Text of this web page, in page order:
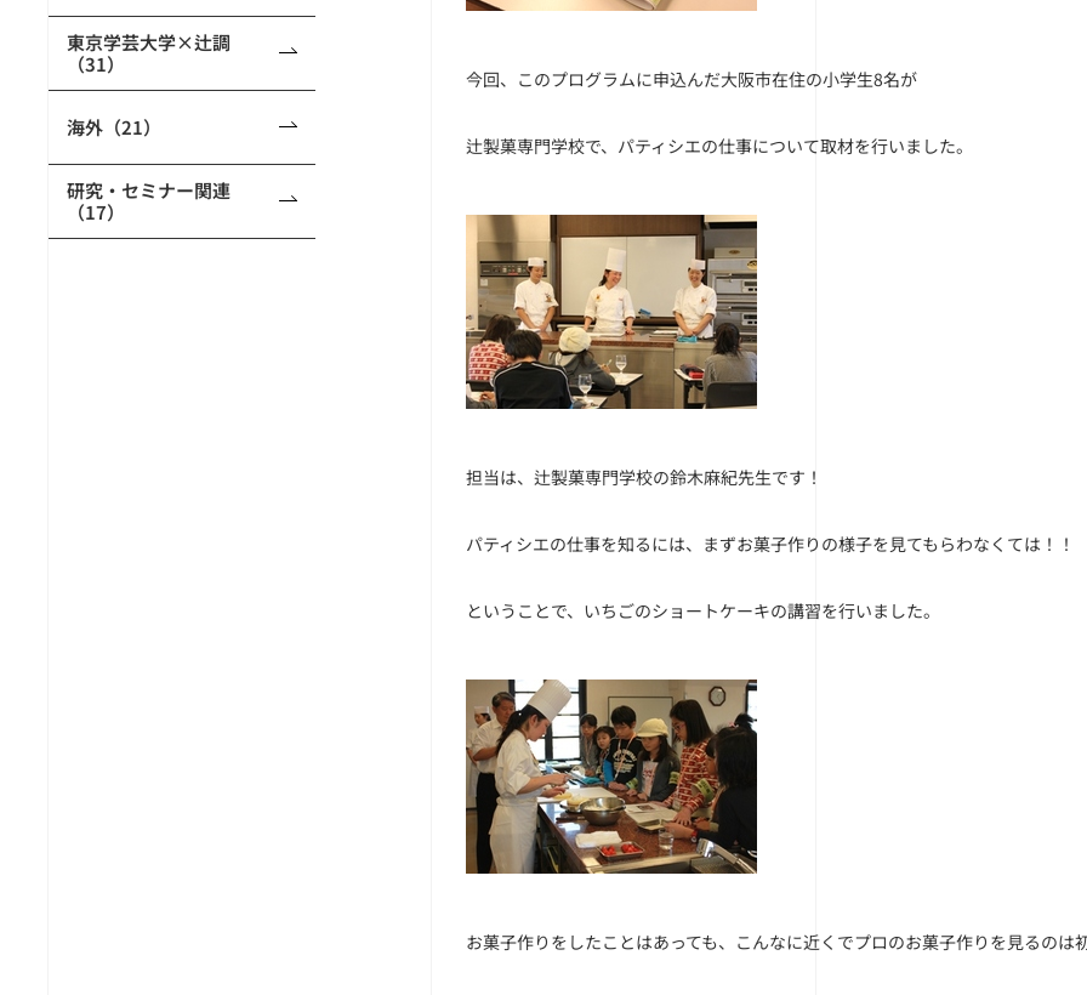
東京学芸大学×辻調
（31）
海外（21）
研究・セミナー関連
（17）
今回、このプログラムに申込んだ大阪市在住の小学生8名が
辻製菓専門学校で、パティシエの仕事について取材を行いました。
担当は、辻製菓専門学校の鈴木麻紀先生です！
パティシエの仕事を知るには、まずお菓子作りの様子を見てもらわなくては！！
ということで、いちごのショートケーキの講習を行いました。
お菓子作りをしたことはあっても、こんなに近くでプロのお菓子作りを見るのは